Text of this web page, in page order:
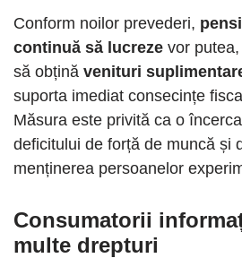
Conform noilor prevederi,
continuă să lucreze vor
să obțină venituri
suporta imediat consecințe
Măsura este privită ca o
deficitului de forță de muncă și
menținerea persoanelor
Consumatorii
multe drepturi